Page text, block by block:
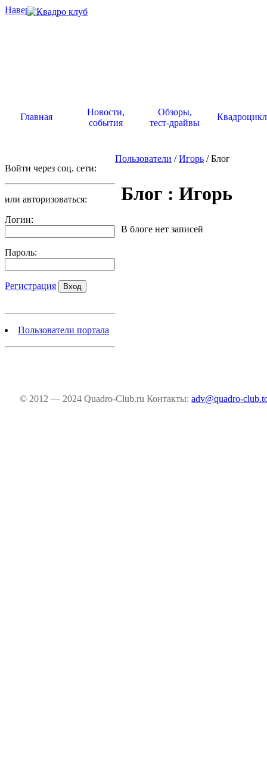
Наверх .
Главная
Новости,
события
Обзоры,
тест-драйвы
Войти через соц. сети:
или авторизоваться:
Логин:
Пароль:
Регистрация
Пользователи портала
Пользователи /Игорь / Блог
Блог : Игорь
В блоге нет записей
© 2012 — 2024 Quadro-Club.ru Контакты: adv@quadro-